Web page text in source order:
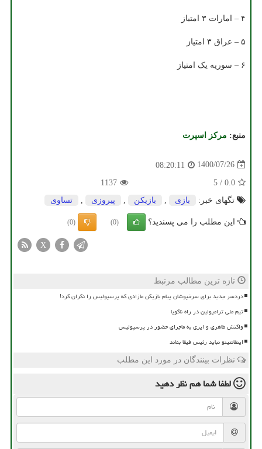
۴ – امارات ۳ امتیاز
۵ – عراق ۳ امتیاز
۶ – سوریه یک امتیاز
منبع: مركز اسپرت
1400/07/26
08:20:11
0.0
/
5
1137
تگهای خبر:
بازی بازیكن پیروزی تساوی
این مطلب را می پسندید؟ (0)
(0)
X
تازه ترین مطالب مرتبط
دردسر جدید برای سرخپوشان پیام بازیکن مازادی که پرسپولیس را نگران کرد!
تیم ملی ترامپولین در راه ناگویا
واکنش طاهری و ایری به ماجرای حضور در پرسپولیس
اینفانتینو نباید رئیس فیفا بماند
نظرات بینندگان در مورد این مطلب
لطفا شما همنظر دهید